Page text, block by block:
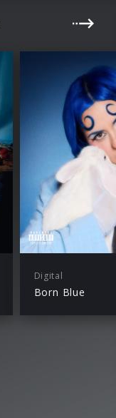
Digital
Born Blue